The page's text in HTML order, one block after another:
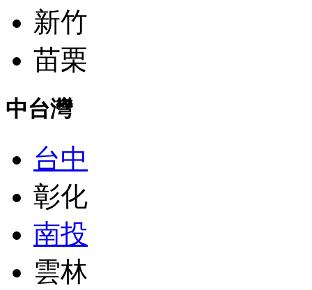
新竹
苗栗
中台灣
台中
彰化
南投
雲林